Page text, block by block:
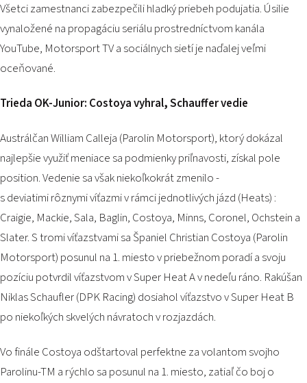
Všetci zamestnanci zabezpečili hladký priebeh podujatia. Úsilie
vynaložené na propagáciu seriálu prostredníctvom kanála
YouTube, Motorsport TV a sociálnych sietí je naďalej veľmi
oceňované.
Trieda OK-Junior: Costoya vyhral, Schauffer vedie
Austrálčan William Calleja (Parolin Motorsport), ktorý dokázal
najlepšie využiť meniace sa podmienky priľnavosti, získal pole
position. Vedenie sa však niekoľkokrát zmenilo -
s deviatimi rôznymi víťazmi v rámci jednotlivých jázd (Heats) :
Craigie, Mackie, Sala, Baglin, Costoya, Minns, Coronel, Ochstein a
Slater. S tromi víťazstvami sa Španiel Christian Costoya (Parolin
Motorsport) posunul na 1. miesto v priebežnom poradí a svoju
pozíciu potvrdil víťazstvom v Super Heat A v nedeľu ráno. Rakúšan
Niklas Schaufler (DPK Racing) dosiahol víťazstvo v Super Heat B
po niekoľkých skvelých návratoch v rozjazdách.
Vo finále Costoya odštartoval perfektne za volantom svojho
Parolinu-TM a rýchlo sa posunul na 1. miesto, zatiaľ čo boj o